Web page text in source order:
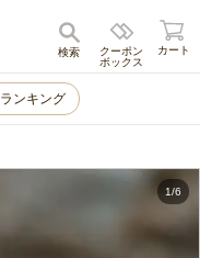
キャンセル
クーポン
ボックス
検索 カート
ランキング
1/6